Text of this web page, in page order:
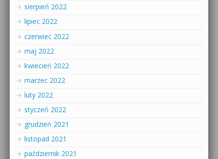
sierpień 2022
lipiec 2022
czerwiec 2022
maj 2022
kwiecień 2022
marzec 2022
luty 2022
styczeń 2022
grudzień 2021
listopad 2021
październik 2021